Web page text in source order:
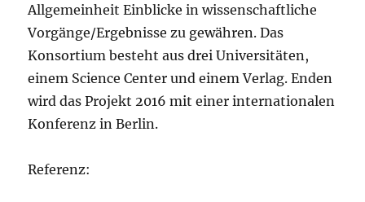
Allgemeinheit Einblicke in wissenschaftliche
Vorgänge/Ergebnisse zu gewähren. Das
Konsortium besteht aus drei Universitäten,
einem Science Center und einem Verlag. Enden
wird das Projekt 2016 mit einer internationalen
Konferenz in Berlin.
Referenz: